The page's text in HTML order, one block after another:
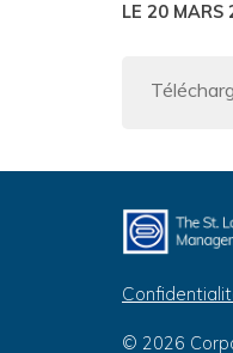
LE 20 MARS
© 2026